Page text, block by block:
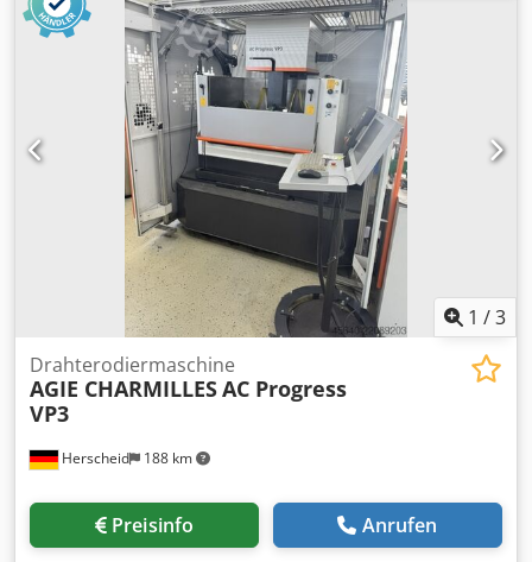
1 /3
Herscheid 188 km
Drahterodiermaschine
AGIE CHARMILLESAC Progress
VP3
Preisinfo Anrufen